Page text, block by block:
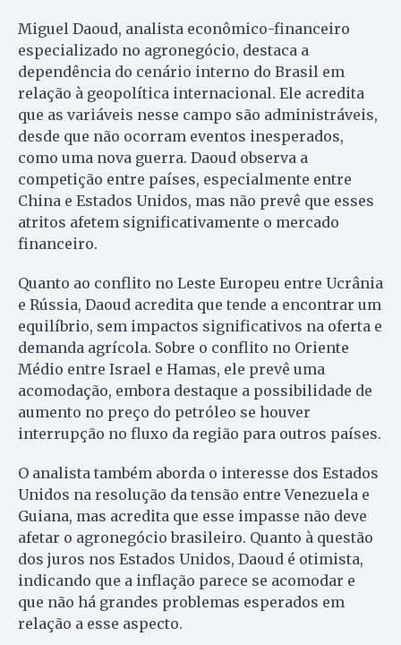
Miguel Daoud, analista econômico-financeiro
especializado no agronegócio, destaca a
dependência do cenário interno do Brasil em
relação à geopolítica internacional. Ele acredita
que as variáveis nesse campo são administráveis,
desde que não ocorram eventos inesperados,
como uma nova guerra. Daoud observa a
competição entre países, especialmente entre
China e Estados Unidos, mas não prevê que esses
atritos afetem significativamente o mercado
financeiro.
Quanto ao conflito no Leste Europeu entre Ucrânia
e Rússia, Daoud acredita que tende a encontrar um
equilíbrio, sem impactos significativos na oferta e
demanda agrícola. Sobre o conflito no Oriente
Médio entre Israel e Hamas, ele prevê uma
acomodação, embora destaque a possibilidade de
aumento no preço do petróleo se houver
interrupção no fluxo da região para outros países.
O analista também aborda o interesse dos Estados
Unidos na resolução da tensão entre Venezuela e
Guiana, mas acredita que esse impasse não deve
afetar o agronegócio brasileiro. Quanto à questão
dos juros nos Estados Unidos, Daoud é otimista,
indicando que a inflação parece se acomodar e
que não há grandes problemas esperados em
relação a esse aspecto.